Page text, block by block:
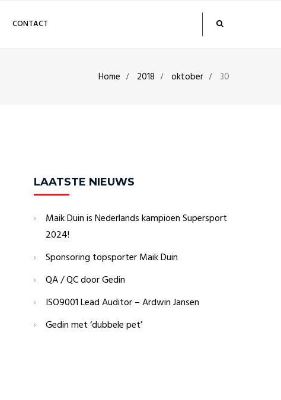
CONTACT
Home 2018 oktober 30
LAATSTE NIEUWS
Maik Duin is Nederlands kampioen Supersport
2024!
Sponsoring topsporter Maik Duin
QA / QC door Gedin
ISO9001 Lead Auditor – Ardwin Jansen
Gedin met ‘dubbele pet’